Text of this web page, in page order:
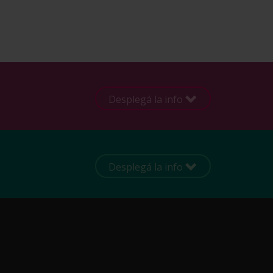
Desplegá la info
Desplegá la info